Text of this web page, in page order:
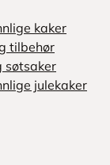
kaker
tilbehør
søtsaker
julekaker